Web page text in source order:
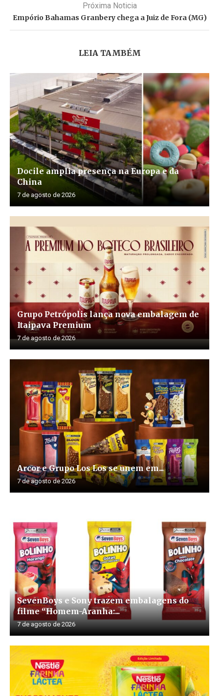
Próxima Noticia
Empório Bahamas Granbery chega a Juiz de Fora (MG)
LEIA TAMBÉM
Docile amplia presença na Europa e da
China
7 de agosto de 2026
Grupo Petrópolis lança nova embalagem de
Itaipava Premium
7 de agosto de 2026
Arcor e Grupo Los Los se unem em...
7 de agosto de 2026
SevenBoys e Sony trazem embalagens do
filme “Homem-Aranha:...
7 de agosto de 2026